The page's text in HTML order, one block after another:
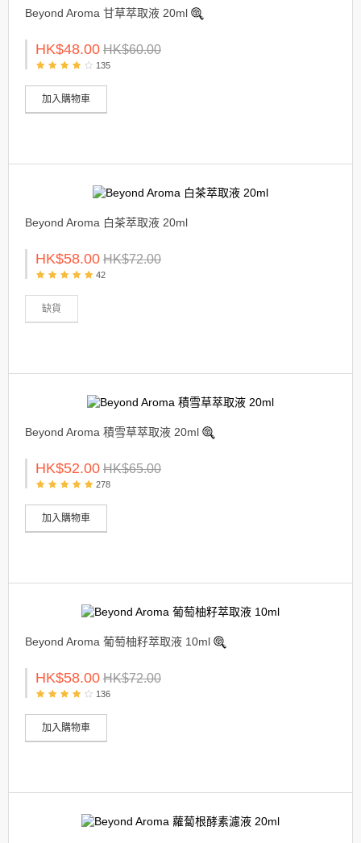
Beyond Aroma 甘草萃取液 20ml
HK$48.00 HK$60.00
135
加入購物車
Beyond Aroma 白茶萃取液 20ml
HK$58.00 HK$72.00
42
缺貨
Beyond Aroma 積雪草萃取液 20ml
HK$52.00 HK$65.00
278
加入購物車
Beyond Aroma 葡萄柚籽萃取液 10ml
HK$58.00 HK$72.00
136
加入購物車